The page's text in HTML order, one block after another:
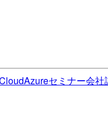
Azureセミナー会社